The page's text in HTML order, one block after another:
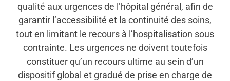
qualité aux urgences de l’hôpital général, afin de
garantir l’accessibilité et la continuité des soins,
tout en limitant le recours à l’hospitalisation sous
contrainte. Les urgences ne doivent toutefois
constituer qu’un recours ultime au sein d’un
dispositif global et gradué de prise en charge de